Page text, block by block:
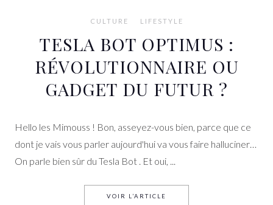
CULTURE LIFESTYLE
TESLA BOT OPTIMUS :
RÉVOLUTIONNAIRE OU
GADGET DU FUTUR ?
Hello les Mimouss ! Bon, asseyez-vous bien, parce que ce
dont je vais vous parler aujourd'hui va vous faire halluciner…
On parle bien sûr du Tesla Bot . Et oui, ...
VOIR L’ARTICLE